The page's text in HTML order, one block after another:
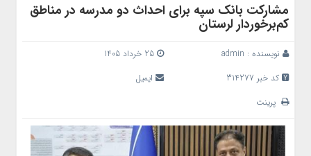
مشارکت بانک سپه برای احداث دو مدرسه در مناطق
کم‌برخوردار لرستان
نویسنده : admin
25 خرداد 1405
کد خبر 314277
ایمیل
پرینت